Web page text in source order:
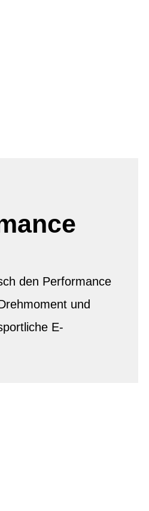
den Performance
und
E-